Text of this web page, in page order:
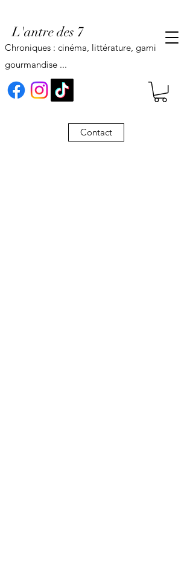
L'antre des 7
Contact
Chroniques : cinéma, littérature, gaming,
gourmandise ...